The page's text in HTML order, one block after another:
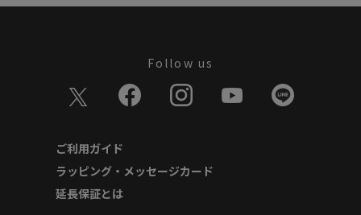
Follow us
ご利用ガイド
ラッピング・メッセージカード
延長保証とは